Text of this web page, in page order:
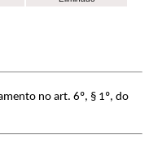
no art. 6º, § 1º, do